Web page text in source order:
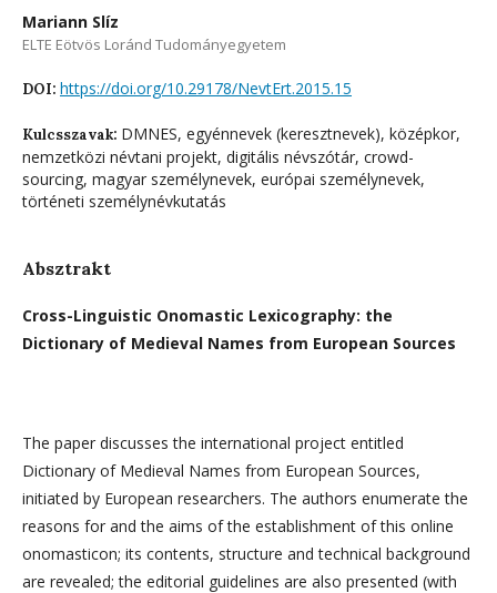
Mariann Slíz
ELTE Eötvös Loránd Tudományegyetem
DOI: https://doi.org/10.29178/NevtErt.2015.15
Kulcsszavak: DMNES, egyénnevek (keresztnevek), középkor,
nemzetközi névtani projekt, digitális névszótár, crowd-
sourcing, magyar személynevek, európai személynevek,
történeti személynévkutatás
Absztrakt
Cross-Linguistic Onomastic Lexicography: the
Dictionary of Medieval Names from European Sources
The paper discusses the international project entitled
Dictionary of Medieval Names from European Sources,
initiated by European researchers. The authors enumerate the
reasons for and the aims of the establishment of this online
onomasticon; its contents, structure and technical background
are revealed; the editorial guidelines are also presented (with